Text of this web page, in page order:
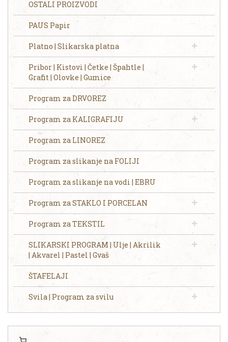
OSTALI PROIZVODI
PAUS Papir
Platno | Slikarska platna
Pribor | Kistovi | Četke | Špahtle |
Grafit | Olovke | Gumice
Program za DRVOREZ
Program za KALIGRAFIJU
Program za LINOREZ
Program za slikanje na FOLIJI
Program za slikanje na vodi | EBRU
Program za STAKLO I PORCELAN
Program za TEKSTIL
SLIKARSKI PROGRAM | Ulje | Akrilik
| Akvarel | Pastel | Gvaš
ŠTAFELAJI
Svila | Program za svilu